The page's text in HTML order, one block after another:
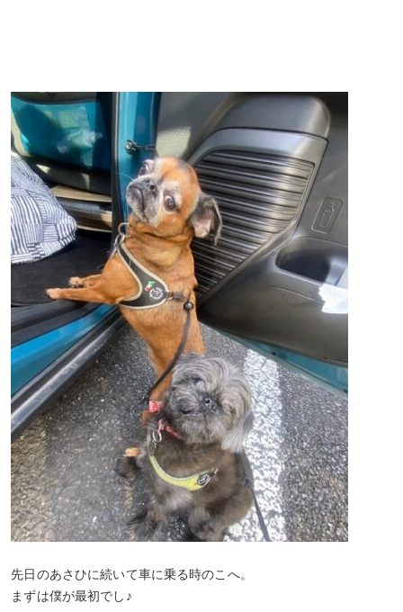
先日のあさひに続いて車に乗る時のこへ。
まずは僕が最初でし♪